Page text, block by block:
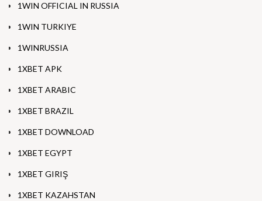
1WIN OFFICIAL IN RUSSIA
1WIN TURKIYE
1WINRUSSIA
1XBET APK
1XBET ARABIC
1XBET BRAZIL
1XBET DOWNLOAD
1XBET EGYPT
1XBET GIRIŞ
1XBET KAZAHSTAN